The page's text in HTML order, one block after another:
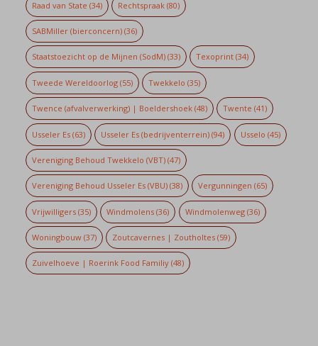
Raad van State (34) Rechtspraak (80)
SABMiller (bierconcern)(36)
Staatstoezicht op de Mijnen (SodM)(33) Texoprint (34)
Tweede Wereldoorlog(55) Twekkelo (35)
Twence (afvalverwerking) | Boeldershoek(48) Twente (41)
Usseler Es(63) Usseler Es (bedrijventerrein) (94) Usselo (45)
Vereniging Behoud Twekkelo (VBT)(47)
Vereniging Behoud Usseler Es (VBU)(38) Vergunningen (65)
Vrijwilligers(35) Windmolens (36) Windmolenweg(36)
Woningbouw(37) Zoutcavernes | Zoutholtes (59)
Zuivelhoeve | Roerink Food Familiy(48)